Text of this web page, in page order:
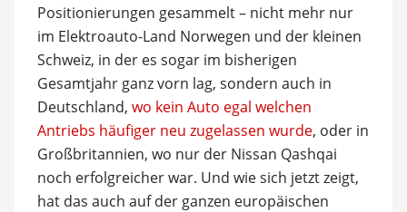
Positionierungen gesammelt – nicht mehr nur
im Elektroauto-Land Norwegen und der kleinen
Schweiz, in der es sogar im bisherigen
Gesamtjahr ganz vorn lag, sondern auch in
Deutschland, wo kein Auto egal welchen
Antriebs häufiger neu zugelassen wurde, oder in
Großbritannien, wo nur der Nissan Qashqai
noch erfolgreicher war. Und wie sich jetzt zeigt,
hat das auch auf der ganzen europäischen